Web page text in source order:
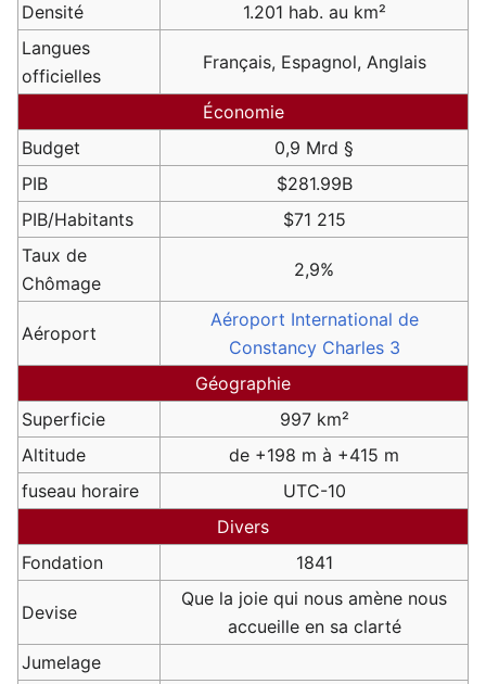
Densité
1.201 hab. au km²
Langues
officielles
Français, Espagnol, Anglais
Économie
Budget
0,9 Mrd §
PIB
$281.99B
PIB/Habitants
$71 215
Taux de
Chômage
2,9%
Aéroport
Aéroport International de
Constancy Charles 3
Géographie
Superficie
997 km²
Altitude
de +198 m à +415 m
fuseau horaire
UTC-10
Divers
Fondation
1841
Devise
Que la joie qui nous amène nous
accueille en sa clarté
Jumelage